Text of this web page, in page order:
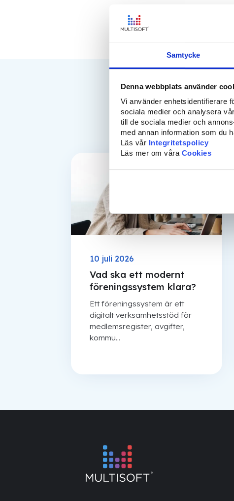
Samtycke
Denna webbplats använder
Vi använder enhetsidentifierare
sociala medier och analysera
till de sociala medier och
med annan information som du
Läs vår Integritetspolicy
Läs mer om våra Cookies
10 juli 2026
Vad ska ett modernt
föreningssystem klara?
Ett föreningssystem är ett
digitalt verksamhetsstöd för
medlemsregister, avgifter,
kommu...